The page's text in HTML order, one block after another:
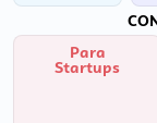
Para
Startups